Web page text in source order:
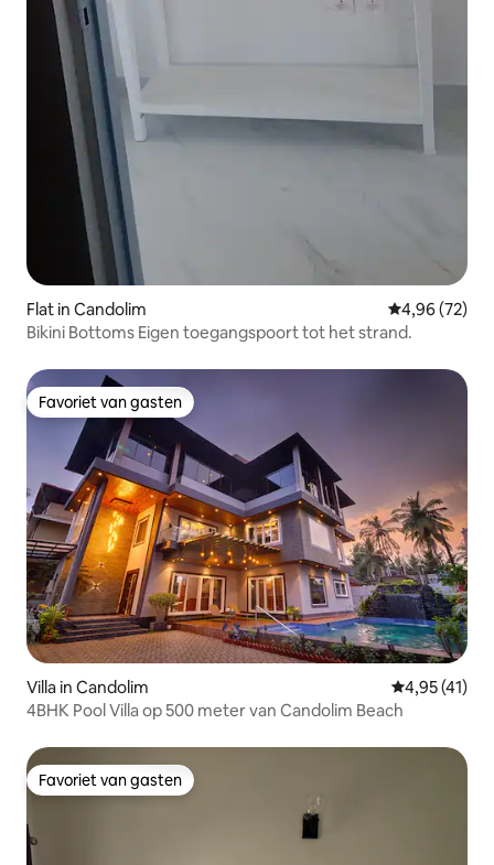
Flat in Candolim Gemiddelde
4,96 (72)
Bikini Bottoms Eigen toegangspoort tot het strand.
Favoriet van gasten
Favoriet van gasten
Villa in Candolim Gemiddelde
4,95 (41)
4BHK Pool Villa op 500 meter van Candolim Beach
Favoriet van gasten
Favoriet van gasten